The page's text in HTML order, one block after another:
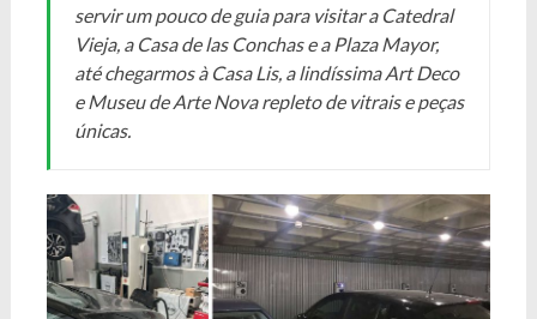
servir um pouco de guia para visitar a Catedral
Vieja, a Casa de las Conchas e a Plaza Mayor,
até chegarmos à Casa Lis, a lindíssima Art Deco
e Museu de Arte Nova repleto de vitrais e peças
únicas.